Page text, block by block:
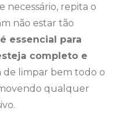
necessário, repita o
não estar tão
essencial para
completo e
de limpar bem todo o
qualquer